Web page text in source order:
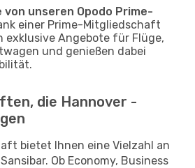
unseren Opodo Prime-
einer Prime-Mitgliedschaft
exklusive Angebote für Flüge,
und genießen dabei
die Hannover -
bietet Ihnen eine Vielzahl an
Ob Economy, Business